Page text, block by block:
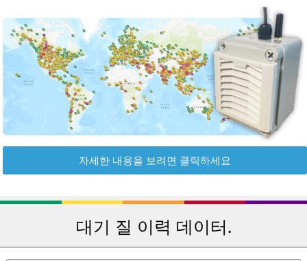
자세한 내용을 보려면 클릭하세요
대기 질 이력 데이터.